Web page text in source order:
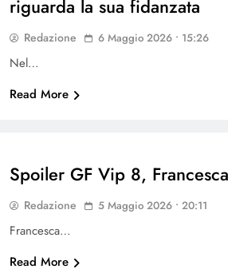
riguarda la sua fidanzata
Redazione 6 Maggio 2026 • 15:26
Nel…
Read More
Spoiler GF Vip 8,
Redazione 5 Maggio 2026 • 20:11
Francesca…
Read More